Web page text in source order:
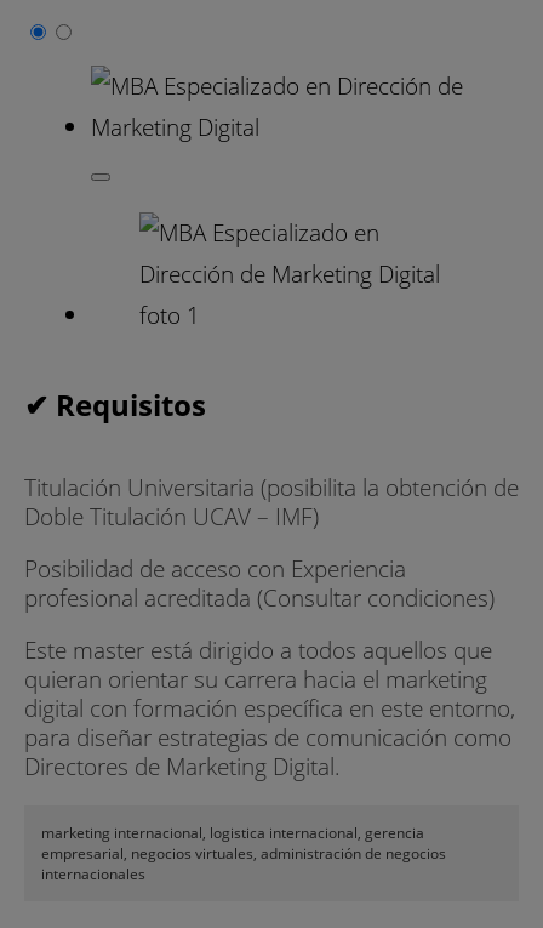
✔ Requisitos
Titulación Universitaria (posibilita la obtención de
Doble Titulación UCAV – IMF)
Posibilidad de acceso con Experiencia
profesional acreditada (Consultar condiciones)
Este master está dirigido a todos aquellos que
quieran orientar su carrera hacia el marketing
digital con formación específica en este entorno,
para diseñar estrategias de comunicación como
Directores de Marketing Digital.
marketing internacional, logistica internacional, gerencia
empresarial, negocios virtuales, administración de negocios
internacionales